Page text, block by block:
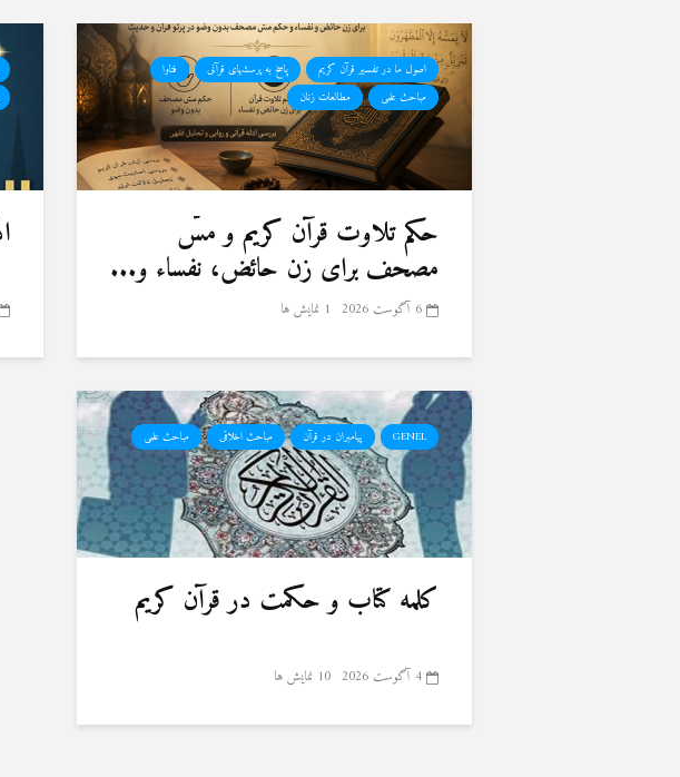
اصول ما در تفسیر قرآن کریم پاسخ به پرسشهای قرآنی
فتاوا
مباحث علمی
مطالعات زنان
حكم تلاوت قرآن كريم و مسّ
مصحف برای زن حائض، نفساء و...
6 آگوست 2026 1 نمایش ها
GENEL پیامبران در قرآن مباحث اخلاقی مباحث علمی
کلمه کتاب و حکمت در قرآن کریم
4 آگوست 2026 10 نمایش ها